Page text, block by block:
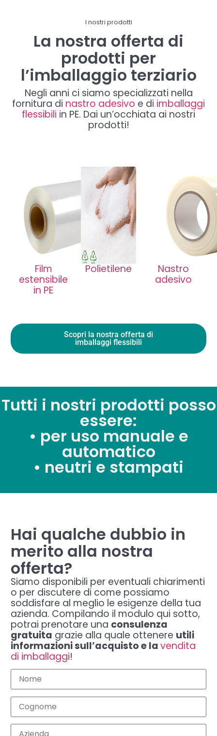
I nostri prodotti
La nostra offerta di
prodotti per
l’imballaggio terziario
Negli anni ci siamo specializzati nella
fornitura di nastro adesivo e di imballaggi
flessibili in PE. Dai un’occhiata ai nostri
prodotti!
Film
estensibile
in PE
Polietilene
Nastro
adesivo
Scopri la nostra offerta di
imballaggi flessibili
Tutti i nostri prodotti posso
essere:
• per uso manuale e
automatico
• neutri e stampati
Hai qualche dubbio in
merito alla nostra
offerta?
Siamo disponibili per eventuali chiarimenti
o per discutere di come possiamo
soddisfare al meglio le esigenze della tua
azienda. Compilando il modulo qui sotto,
potrai prenotare una consulenza
gratuita grazie alla quale ottenere utili
informazioni sull’acquisto e lavendita
di imballaggi!